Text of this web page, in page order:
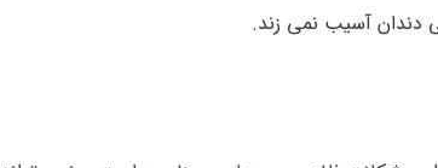
دندان آسیب نمی زند.